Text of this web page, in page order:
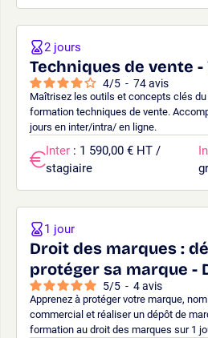
Techniques de vente -
4/5 - 74avis
Maîtrisez les outils et concepts clés
formation techniques de vente.
jours en inter/intra/ en ligne.
2 jours
Inter : 1 590,00 € HT /
stagiaire
Droit des marques :
protéger sa marque -
5/5 - 4avis
Apprenez à protéger votre marque,
commercial et réaliser un dépôt de
formation au droit des marques sur 1
1 jour